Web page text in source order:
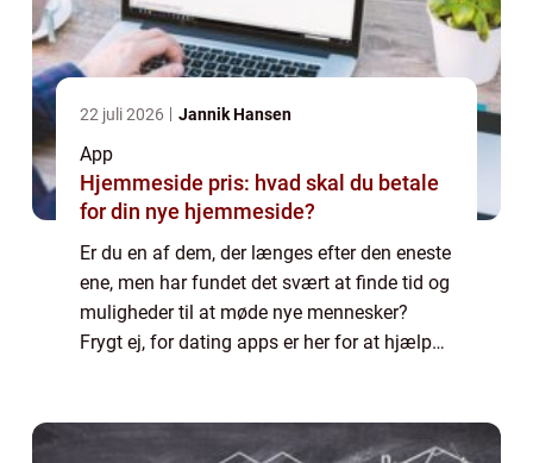
22 juli 2026 Jannik Hansen
App
Hjemmeside pris: hvad skal du betale
for din nye hjemmeside?
Er du en af dem, der længes efter den eneste
ene, men har fundet det svært at finde tid og
muligheder til at møde nye mennesker?
Frygt ej, for dating apps er her for at hjælpe